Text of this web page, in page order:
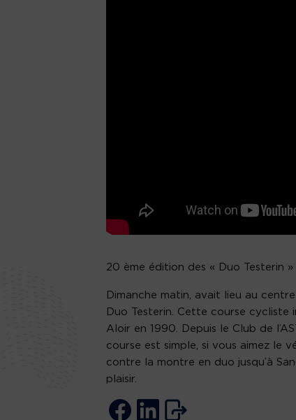
20 ème édition des « Duo Testerin
Dimanche matin, avait lieu au
Duo Testerin. Cette course cycliste
Aloir en 1990. Depuis le Club de
course est simple, si vous aimez le
contre la montre en duo jusqu’à
plaisir.